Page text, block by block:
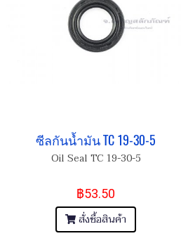
ซีลกันน้ำมัน TC 19-30-5
Oil Seal TC 19-30-5
฿53.50
สั่งซื้อสินค้า